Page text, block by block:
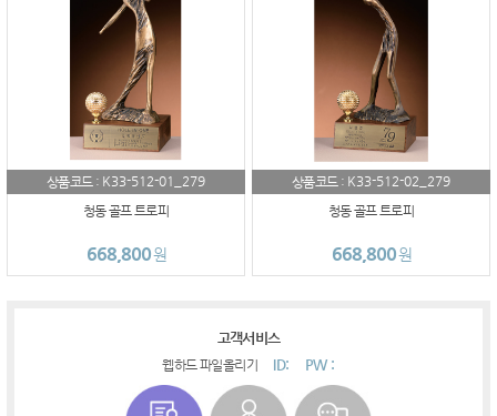
상품코드 : K33-512-01_279
청동 골프 트로피
668,800원
상품코드 : K33-512-02_279
청동 골프 트로피
668,800원
고객서비스
웹하드 파일올리기 ID: PW :